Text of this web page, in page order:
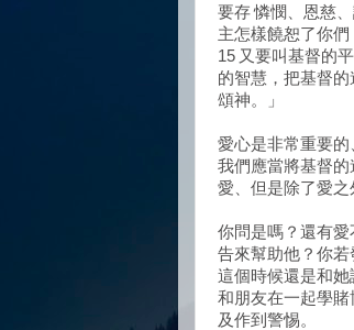
要存 憐憫、恩慈
主怎樣饒恕了你
15 又要叫基督的
的智慧，把基督
頌神。」
愛心是非常重要
我們應當將基督
愛、但是除了愛之
你問是嗎？還有
告來幫助他？你
這個時候還是和
和朋友在一起學
及作到警惕。